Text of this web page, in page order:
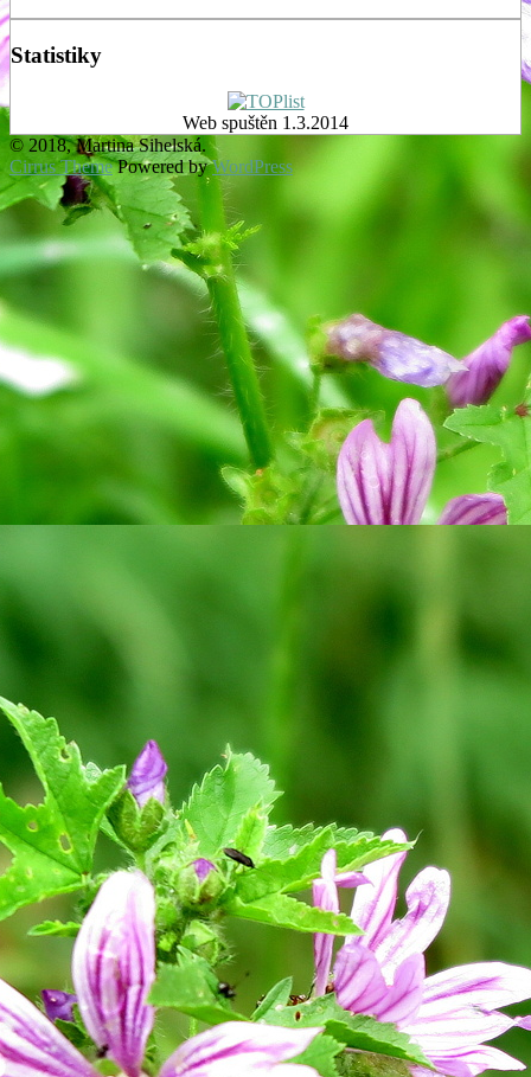
Statistiky
Web spuštěn 1.3.2014
© 2018, Martina Sihelská.
Cirrus ThemePowered byWordPress